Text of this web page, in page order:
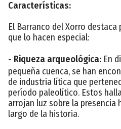
Características:
El Barranco del Xorro
que lo hacen especial:
- Riqueza arqueológica: En
pequeña cuenca, se han
de industria lítica que
período paleolítico. Estos
arrojan luz sobre la presencia
largo de la historia.